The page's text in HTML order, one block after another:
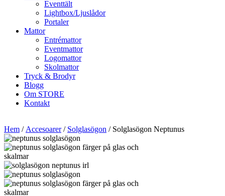
Eventtält
Lightbox/Ljuslådor
Portaler
Mattor
Entrémattor
Eventmattor
Logomattor
Skolmattor
Tryck & Brodyr
Blogg
Om STORE
Kontakt
Hem / Accesoarer/ Solglasögon / Solglasögon Neptunus